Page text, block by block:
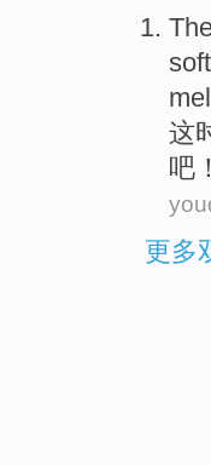
这
吧 ！
更多